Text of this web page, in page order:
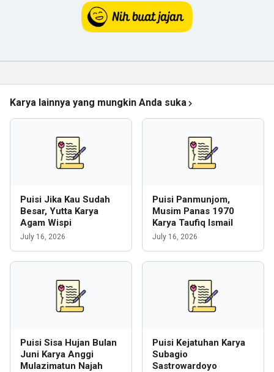
Karya lainnya yang mungkin Anda suka
Puisi Jika Kau Sudah
Besar, Yutta Karya
Agam Wispi
July 16, 2026
Puisi Panmunjom,
Musim Panas 1970
Karya Taufiq Ismail
July 16, 2026
Puisi Sisa Hujan Bulan
Juni Karya Anggi
Mulazimatun Najah
Puisi Kejatuhan Karya
Subagio
Sastrowardoyo